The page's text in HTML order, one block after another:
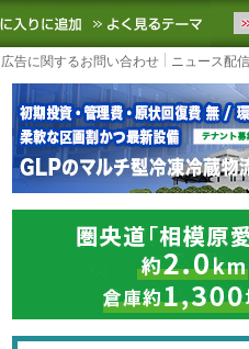
の物流ニュースをお届けし
お気に入りに追加 よ
広告に関するお問い合わせ ニュース配